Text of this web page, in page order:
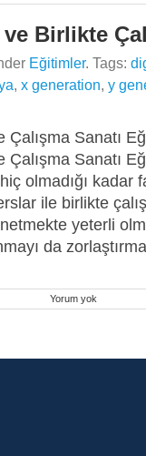
Regresyon
Eğitimi
Birlikte
Eğitimler. Tags:
, x generation, y
Sanatı
Sanatı
olmadığı kadar
ile birlikte
yeterli
da
Yorum yok
iletişim